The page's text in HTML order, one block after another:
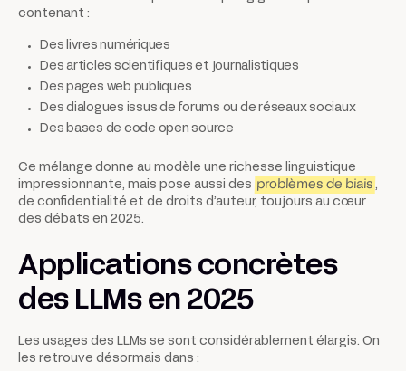
contenant :
Des livres numériques
Des articles scientifiques et journalistiques
Des pages web publiques
Des dialogues issus de forums ou de réseaux sociaux
Des bases de code open source
Ce mélange donne au modèle une richesse linguistique
impressionnante, mais pose aussi des problèmes de biais ,
de confidentialité et de droits d’auteur, toujours au cœur
des débats en 2025.
Applications concrètes
des LLMs en 2025
Les usages des LLMs se sont considérablement élargis. On
les retrouve désormais dans :